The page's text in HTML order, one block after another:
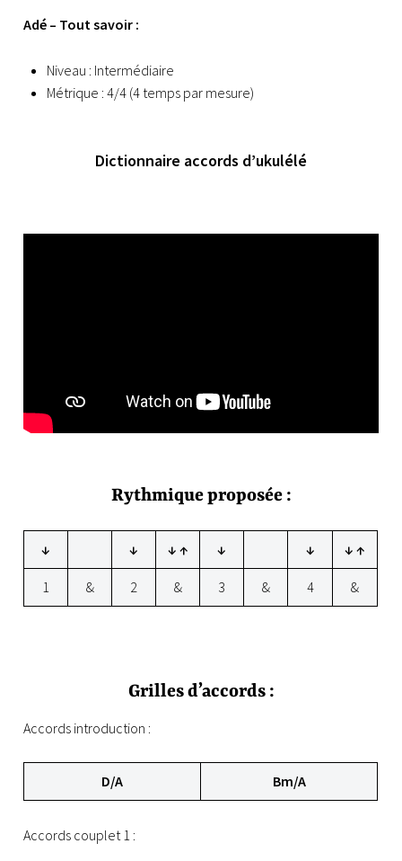
Adé – Tout savoir :
Niveau : Intermédiaire
Métrique : 4/4 (4 temps par mesure)
Dictionnaire accords d’ukulélé
Rythmique proposée :
↓ ↓ ↓ ↑ ↓ ↓ ↓ ↑
1 & 2 & 3 & 4 &
Grilles d’accords :
Accords introduction :
D/A Bm/A
Accords couplet 1 :